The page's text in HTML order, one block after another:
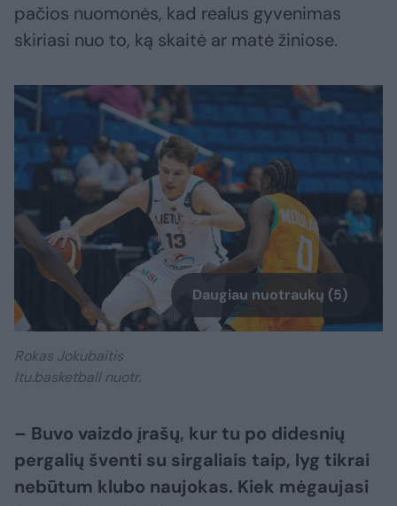
pačios nuomonės, kad realus gyvenimas
skiriasi nuo to, ką skaitė ar matė žiniose.
Daugiau nuotraukų (5)
Rokas Jokubaitis
ltu.basketball nuotr.
– Buvo vaizdo įrašų, kur tu po didesnių
pergalių šventi su sirgaliais taip, lyg tikrai
nebūtum klubo naujokas. Kiek mėgaujasi